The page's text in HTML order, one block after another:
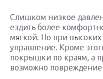
Слишком низкое
ездить более
мягкой. Но при высоких
управление. Кроме
покрышки по краям, а
возможно